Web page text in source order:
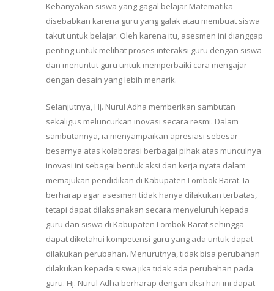
Kebanyakan siswa yang gagal belajar Matematika
disebabkan karena guru yang galak atau membuat siswa
takut untuk belajar. Oleh karena itu, asesmen ini dianggap
penting untuk melihat proses interaksi guru dengan siswa
dan menuntut guru untuk memperbaiki cara mengajar
dengan desain yang lebih menarik.
Selanjutnya, Hj. Nurul Adha memberikan sambutan
sekaligus meluncurkan inovasi secara resmi. Dalam
sambutannya, ia menyampaikan apresiasi sebesar-
besarnya atas kolaborasi berbagai pihak atas munculnya
inovasi ini sebagai bentuk aksi dan kerja nyata dalam
memajukan pendidikan di Kabupaten Lombok Barat. Ia
berharap agar asesmen tidak hanya dilakukan terbatas,
tetapi dapat dilaksanakan secara menyeluruh kepada
guru dan siswa di Kabupaten Lombok Barat sehingga
dapat diketahui kompetensi guru yang ada untuk dapat
dilakukan perubahan. Menurutnya, tidak bisa perubahan
dilakukan kepada siswa jika tidak ada perubahan pada
guru. Hj. Nurul Adha berharap dengan aksi hari ini dapat